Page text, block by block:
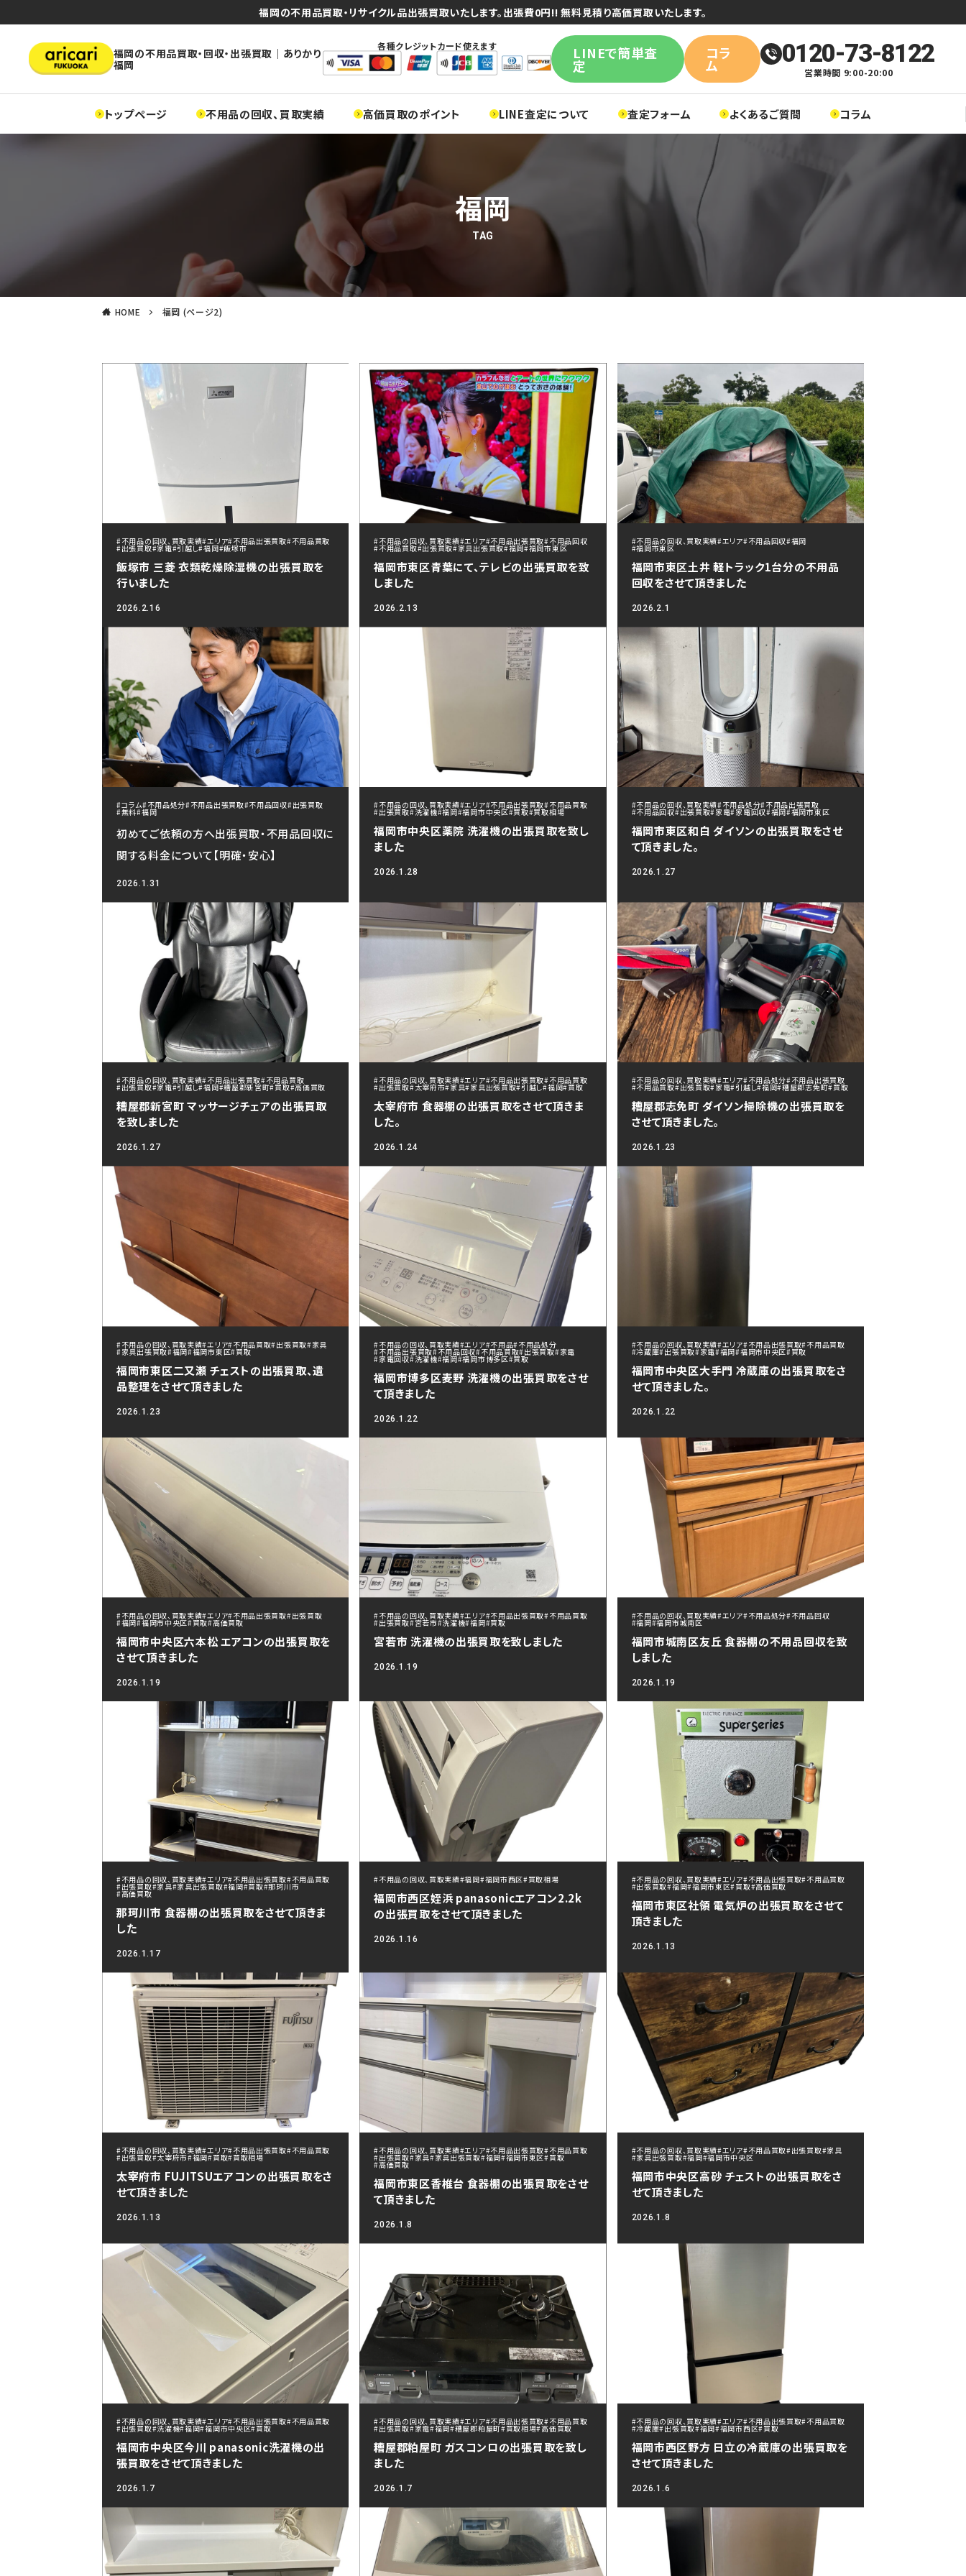
福岡の不用品買取・リサイクル品出張買取いたします。出張費0円!! 無料見積り高価買取いたします。
福岡の不用品買取・回収・出張買取｜ありかり
福岡
各種クレジットカード使えます LINEで簡単査
定
コラ
ム 0120-73-8122
営業時間 9:00-20:00
トップページ 不用品の回収、買取実績 高価買取のポイント LINE査定について 査定フォーム よくあるご質問 コラム
福岡
TAG
HOME 福岡 (ページ2)
#不用品の回収、買取実績#エリア#不用品出張買取#不用品買取
#出張買取#家電#引越し#福岡#飯塚市
飯塚市 三菱 衣類乾燥除湿機の出張買取を
行いました
2026.2.16
#不用品の回収、買取実績#エリア#不用品出張買取#不用品回収
#不用品買取#出張買取#家具出張買取#福岡#福岡市東区
福岡市東区青葉にて、テレビの出張買取を致
しました
2026.2.13
#不用品の回収、買取実績#エリア#不用品回収#福岡
#福岡市東区
福岡市東区土井 軽トラック1台分の不用品
回収をさせて頂きました
2026.2.1
#コラム#不用品処分#不用品出張買取#不用品回収#出張買取
#無料#福岡
初めてご依頼の方へ出張買取・不用品回収に
関する料金について【明確・安心】
2026.1.31
#不用品の回収、買取実績#エリア#不用品出張買取#不用品買取
#出張買取#洗濯機#福岡#福岡市中央区#買取#買取相場
福岡市中央区薬院 洗濯機の出張買取を致し
ました
2026.1.28
#不用品の回収、買取実績#不用品処分#不用品出張買取
#不用品回収#出張買取#家電#家電回収#福岡#福岡市東区
福岡市東区和白 ダイソンの出張買取をさせ
て頂きました。
2026.1.27
#不用品の回収、買取実績#不用品出張買取#不用品買取
#出張買取#家電#引越し#福岡#糟屋郡新宮町#買取#高価買取
糟屋郡新宮町 マッサージチェアの出張買取
を致しました
2026.1.27
#不用品の回収、買取実績#エリア#不用品出張買取#不用品買取
#出張買取#太宰府市#家具#家具出張買取#引越し#福岡#買取
太宰府市 食器棚の出張買取をさせて頂きま
した。
2026.1.24
#不用品の回収、買取実績#エリア#不用品処分#不用品出張買取
#不用品買取#出張買取#家電#引越し#福岡#糟屋郡志免町#買取
糟屋郡志免町 ダイソン掃除機の出張買取を
させて頂きました。
2026.1.23
#不用品の回収、買取実績#エリア#不用品買取#出張買取#家具
#家具出張買取#福岡#福岡市東区#買取
福岡市東区二又瀬 チェストの出張買取、遺
品整理をさせて頂きました
2026.1.23
#不用品の回収、買取実績#エリア#不用品#不用品処分
#不用品出張買取#不用品回収#不用品買取#出張買取#家電
#家電回収#洗濯機#福岡#福岡市博多区#買取
福岡市博多区麦野 洗濯機の出張買取をさせ
て頂きました
2026.1.22
#不用品の回収、買取実績#エリア#不用品出張買取#不用品買取
#冷蔵庫#出張買取#家電#福岡#福岡市中央区#買取
福岡市中央区大手門 冷蔵庫の出張買取をさ
せて頂きました。
2026.1.22
#不用品の回収、買取実績#エリア#不用品出張買取#出張買取
#福岡#福岡市中央区#買取#高価買取
福岡市中央区六本松 エアコンの出張買取を
させて頂きました
2026.1.19
#不用品の回収、買取実績#エリア#不用品出張買取#不用品買取
#出張買取#宮若市#洗濯機#福岡#買取
宮若市 洗濯機の出張買取を致しました
2026.1.19
#不用品の回収、買取実績#エリア#不用品処分#不用品回収
#福岡#福岡市城南区
福岡市城南区友丘 食器棚の不用品回収を致
しました
2026.1.19
#不用品の回収、買取実績#エリア#不用品出張買取#不用品買取
#出張買取#家具#家具出張買取#福岡#買取#那珂川市
#高価買取
那珂川市 食器棚の出張買取をさせて頂きま
した
2026.1.17
#不用品の回収、買取実績#福岡#福岡市西区#買取相場
福岡市西区姪浜 panasonicエアコン2.2k
の出張買取をさせて頂きました
2026.1.16
#不用品の回収、買取実績#エリア#不用品出張買取#不用品買取
#出張買取#福岡#福岡市東区#買取#高価買取
福岡市東区社領 電気炉の出張買取をさせて
頂きました
2026.1.13
#不用品の回収、買取実績#エリア#不用品出張買取#不用品買取
#出張買取#太宰府市#福岡#買取#買取相場
太宰府市 FUJITSUエアコンの出張買取をさ
せて頂きました
2026.1.13
#不用品の回収、買取実績#エリア#不用品出張買取#不用品買取
#出張買取#家具#家具出張買取#福岡#福岡市東区#買取
#高価買取
福岡市東区香椎台 食器棚の出張買取をさせ
て頂きました
2026.1.8
#不用品の回収、買取実績#エリア#不用品買取#出張買取#家具
#家具出張買取#福岡#福岡市中央区
福岡市中央区高砂 チェストの出張買取をさ
せて頂きました
2026.1.8
#不用品の回収、買取実績#エリア#不用品出張買取#不用品買取
#出張買取#洗濯機#福岡#福岡市中央区#買取
福岡市中央区今川 panasonic洗濯機の出
張買取をさせて頂きました
2026.1.7
#不用品の回収、買取実績#エリア#不用品出張買取#不用品買取
#出張買取#家電#福岡#糟屋郡粕屋町#買取相場#高価買取
糟屋郡粕屋町 ガスコンロの出張買取を致し
ました
2026.1.7
#不用品の回収、買取実績#エリア#不用品出張買取#不用品買取
#冷蔵庫#出張買取#福岡#福岡市西区#買取
福岡市西区野方 日立の冷蔵庫の出張買取を
させて頂きました
2026.1.6